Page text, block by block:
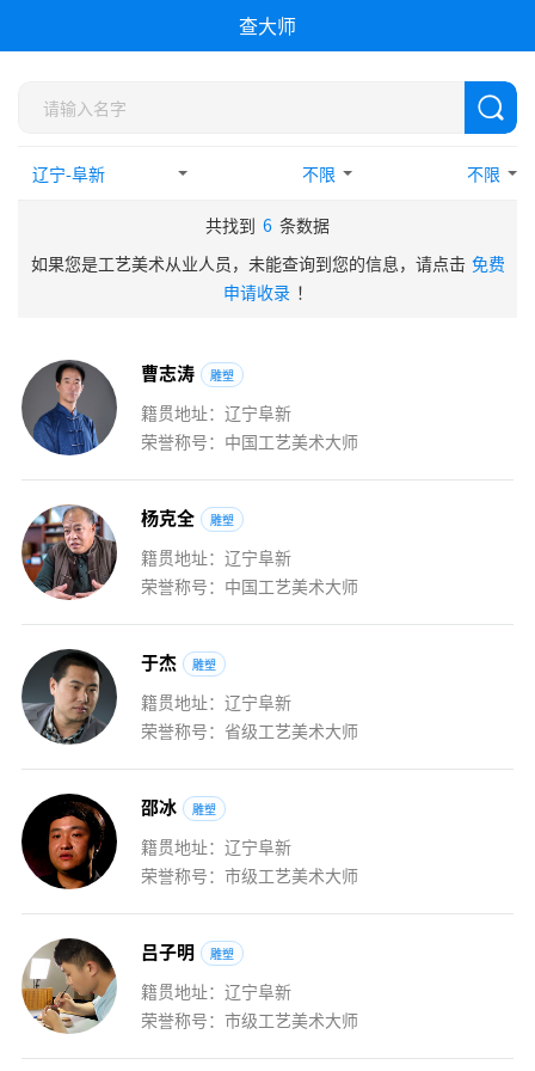
查大师
不限 不限
共找到 6 条数据
如果您是工艺美术从业人员，未能查询到您的信息，请点击 免费
申请收录 ！
曹志涛 雕塑
籍贯地址：辽宁阜新
荣誉称号：中国工艺美术大师
杨克全 雕塑
籍贯地址：辽宁阜新
荣誉称号：中国工艺美术大师
于杰 雕塑
籍贯地址：辽宁阜新
荣誉称号：省级工艺美术大师
邵冰 雕塑
籍贯地址：辽宁阜新
荣誉称号：市级工艺美术大师
吕子明 雕塑
籍贯地址：辽宁阜新
荣誉称号：市级工艺美术大师